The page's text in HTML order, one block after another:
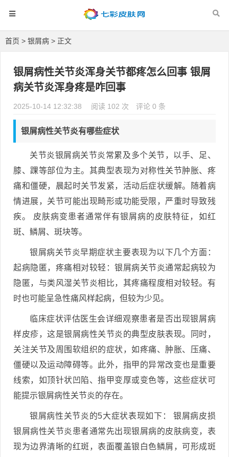
首页 > 银屑病 > 正文
银屑病性关节炎浑身关节都疼怎么回事 银屑
病关节炎浑身疼是咋回事
2025-10-14 12:32:38 阅读 102 次 评论 0 条
银屑病性关节炎有哪些症状
关节炎银屑病关节炎常累及多个关节，以手、足、
膝、踝等部位为主。其典型表现为对称性关节肿胀、疼
痛和僵硬，晨起时关节发紧，活动后症状缓解。随着病
情进展，关节可能出现畸形或功能受限，严重时导致残
疾。 皮肤病变患者通常伴有银屑病的皮肤特征，如红
斑、鳞屑、斑块等。
银屑病关节炎早期症状主要表现为以下几个方面：
起病隐匿，疼痛相对较轻：银屑病关节炎通常起病较为
隐匿，与类风湿关节炎相比，其疼痛程度相对较轻。有
时也可能呈急性痛风样起病，但较为少见。
临床症状评估医生会详细观察患者是否出现银屑病
样皮疹，这是银屑病性关节炎的典型皮肤表现。同时，
关注关节及周围软组织的症状，如疼痛、肿胀、压痛、
僵硬以及运动障碍等。此外，指甲的异常改变也是重要
线索，如顶针状凹陷、指甲变厚或变色等，这些症状可
能提示银屑病性关节炎的存在。
银屑病性关节炎的5大症状表现如下： 银屑病皮损
银屑病性关节炎患者通常先出现银屑病的皮肤病变，表
现为边界清晰的红斑，表面覆盖银白色鳞屑，可形成斑